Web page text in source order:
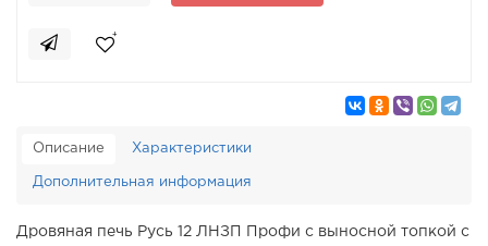
Описание Характеристики
Дополнительная информация
Дровяная печь Русь 12 ЛНЗП Профи с выносной топкой с